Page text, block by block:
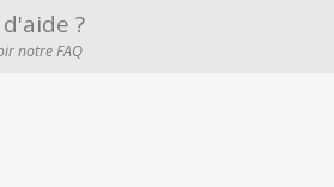
?
notre FAQ